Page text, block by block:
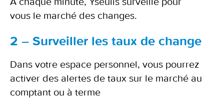
vous le marché des changes.
2 – Surveiller les taux de change
Dans votre espace personnel, vous pourrez
activer des alertes de taux sur le marché au
comptant ou à terme